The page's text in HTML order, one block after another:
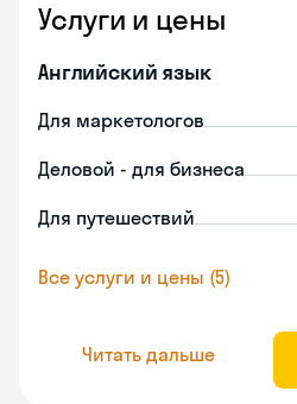
Услуги и цены
Английский язык
Для маркетологов
Деловой - для бизнеса
Для путешествий
Все услуги и цены (5)
Читать дальше